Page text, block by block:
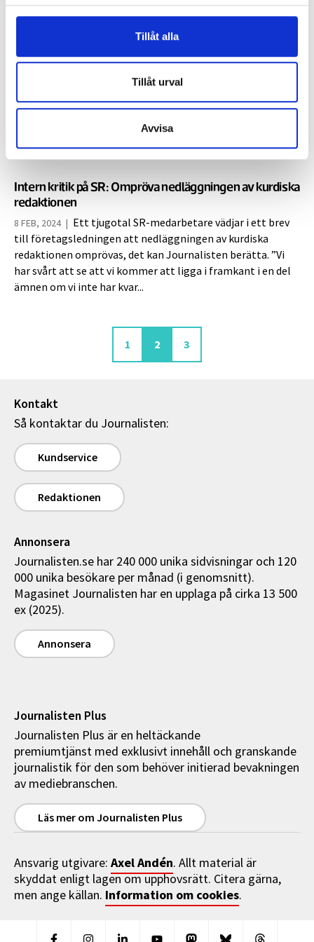
Tillåt alla
Tillåt urval
Avvisa
kommentar
Neddragningarna landar på redaktionerna
De senaste veckorna har varit en tuff
tid för Journalisten. Detta eftersom Finansförbundet har
beslutat sig för att lägga ned vår systertidning Finansliv,
som produceras av Tidningen Journalisten AB och vars
Intern kritik på SR: Ompröva nedläggningen av kurdiska
redaktionen
8 FEB, 2024 | Ett tjugotal SR-medarbetare vädjar i ett brev
till företagsledningen att nedläggningen av kurdiska
redaktionen omprövas, det kan Journalisten berätta. ”Vi
har svårt att se att vi kommer att ligga i framkant i en del
ämnen om vi inte har kvar...
Sida
1 Aktuell sida
2 Sida
3
Kontakt
Så kontaktar du Journalisten:
Kundservice
Redaktionen
Annonsera
Journalisten.se har 240 000 unika sidvisningar och 120
000 unika besökare per månad (i genomsnitt).
Magasinet Journalisten har en upplaga på cirka 13 500
ex (2025).
Annonsera
Journalisten Plus
Journalisten Plus är en heltäckande
premiumtjänst med exklusivt innehåll och granskande
journalistik för den som behöver initierad bevakningen
av mediebranschen.
Läs mer om Journalisten Plus
Ansvarig utgivare: Axel Andén. Allt material är
skyddat enligt lagen om upphovsrätt. Citera gärna,
men ange källan. Information om cookies.
Facebook InstagramLinkedinYoutubeMastodonBluesky